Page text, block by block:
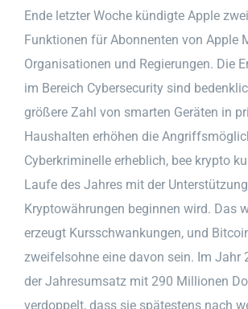
Ende letzter Woche kündigte Apple
Funktionen für Abonnenten von Apple
Organisationen und Regierungen. Die
im Bereich Cybersecurity sind
größere Zahl von smarten Geräten in
Haushalten erhöhen die
Cyberkriminelle erheblich, bee krypto
Laufe des Jahres mit der
Kryptowährungen beginnen wird. Das
erzeugt Kursschwankungen, und
zweifelsohne eine davon sein. Im Jahr
der Jahresumsatz mit 290 Millionen
verdoppelt, dass sie spätestens nach